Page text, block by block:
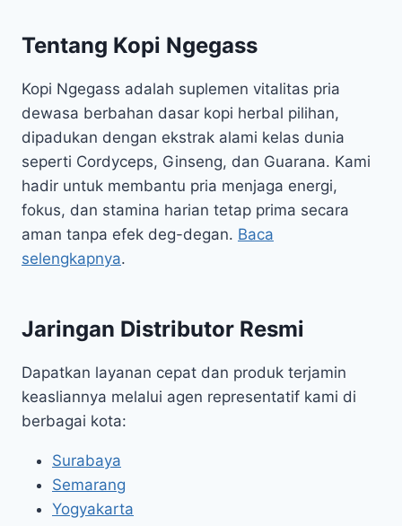
Tentang Kopi Ngegass
Kopi Ngegass adalah suplemen vitalitas pria
dewasa berbahan dasar kopi herbal pilihan,
dipadukan dengan ekstrak alami kelas dunia
seperti Cordyceps, Ginseng, dan Guarana. Kami
hadir untuk membantu pria menjaga energi,
fokus, dan stamina harian tetap prima secara
aman tanpa efek deg-degan. Baca
selengkapnya.
Jaringan Distributor Resmi
Dapatkan layanan cepat dan produk terjamin
keasliannya melalui agen representatif kami di
berbagai kota:
Surabaya
Semarang
Yogyakarta